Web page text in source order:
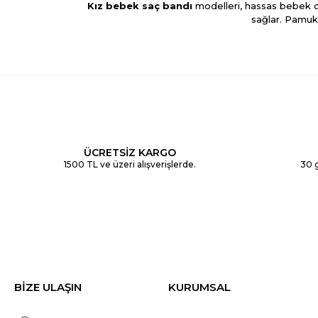
Kız bebek saç bandı modelleri, hassas bebek
sağlar.
Kız bebek saç bantlarını
ÜCRETSİZ KARGO
1500 TL ve üzeri alışverişlerde. 30
BİZE ULAŞIN KURUMSAL